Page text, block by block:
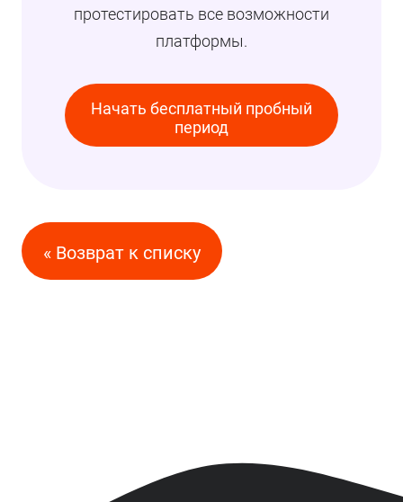
протестировать все возможности
платформы.
Начать бесплатный пробный
период
« Возврат к списку